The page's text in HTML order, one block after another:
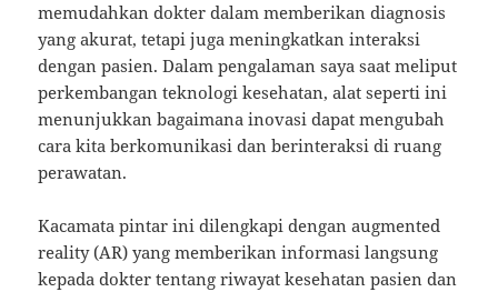
memudahkan dokter dalam memberikan diagnosis
yang akurat, tetapi juga meningkatkan interaksi
dengan pasien. Dalam pengalaman saya saat meliput
perkembangan teknologi kesehatan, alat seperti ini
menunjukkan bagaimana inovasi dapat mengubah
cara kita berkomunikasi dan berinteraksi di ruang
perawatan.
Kacamata pintar ini dilengkapi dengan augmented
reality (AR) yang memberikan informasi langsung
kepada dokter tentang riwayat kesehatan pasien dan